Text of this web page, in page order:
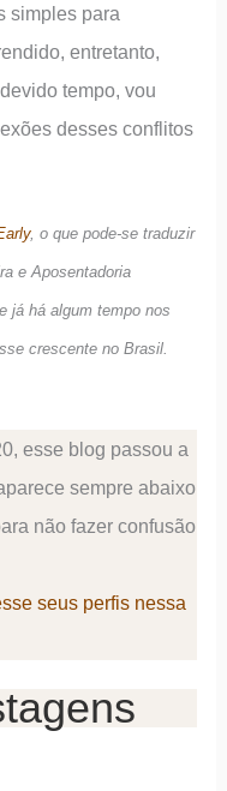
simples para
entretanto,
tempo, vou
desses conflitos
, o que pode-se traduzir
e Aposentadoria
já há algum tempo nos
crescente no Brasil.
esse blog passou a
sempre abaixo
não fazer confusão
seus perfis nessa